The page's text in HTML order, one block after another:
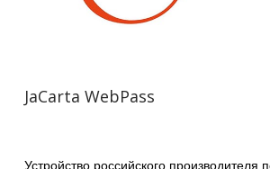
JaCarta WebPass
Устройство российского производителя